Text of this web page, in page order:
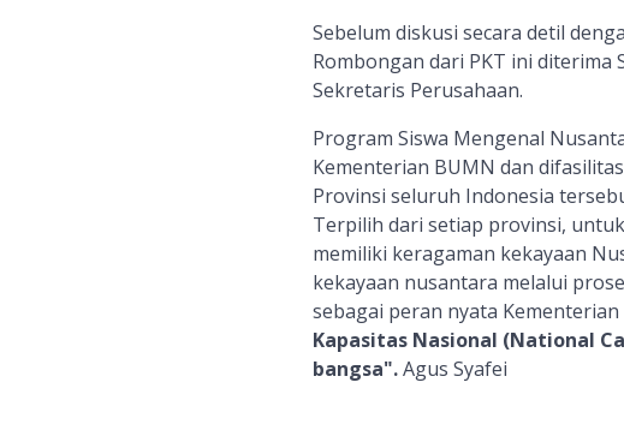
Sebelum diskusi secara detil
Rombongan dari PKT ini diterima
Sekretaris Perusahaan.
Program Siswa Mengenal
Kementerian BUMN dan
Provinsi seluruh Indonesia
Terpilih dari setiap provinsi,
memiliki keragaman kekayaan
kekayaan nusantara melalui
sebagai peran nyata
Kapasitas Nasional (National
bangsa".Agus Syafei